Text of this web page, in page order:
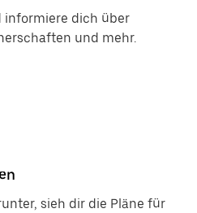
informiere dich über
und mehr.
sieh dir die Pläne für